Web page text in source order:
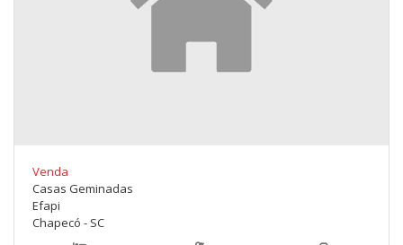
Venda
Casas Geminadas
Efapi
Chapecó - SC